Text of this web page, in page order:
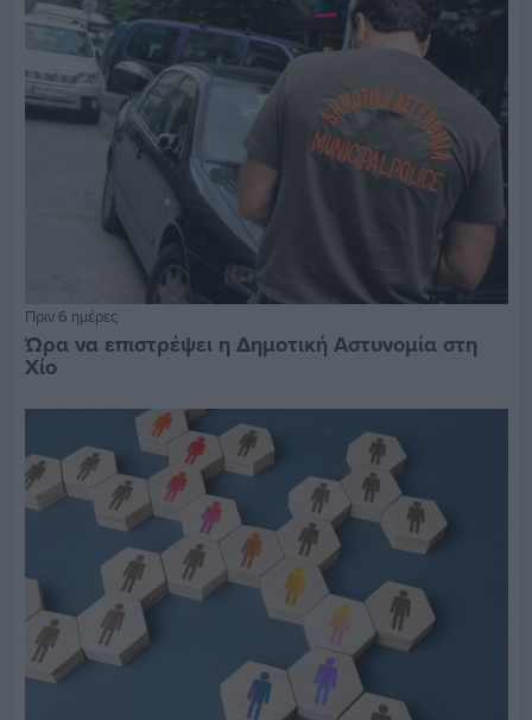
Πριν 6 ημέρες
Ώρα να επιστρέψει η Δημοτική Αστυνομία στη
Χίο